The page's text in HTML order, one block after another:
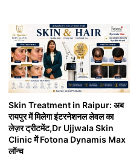
Skin Treatment in Raipur: अब
रायपुर में मिलेगा इंटरनेशनल लेवल का
लेज़र ट्रीटमेंट,Dr Ujjwala Skin
Clinic में Fotona Dynamis Max
लॉन्च